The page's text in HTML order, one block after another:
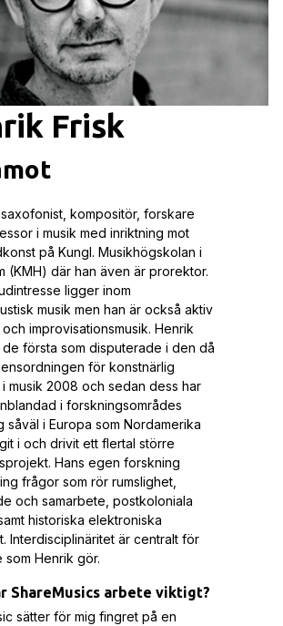
Frisk
kompositör, forskare
i musik med inriktning mot
på Kungl. Musikhögskolan i
(KMH) där han även är prorektor.
ligger inom
musik men han är också aktiv
improvisationsmusik. Henrik
första som disputerade i den då
för konstnärlig
musik 2008 och sedan dess har
i forskningsområdes
såväl i Europa som Nordamerika
i och drivit ett flertal större
Hans egen forskning
frågor som rör rumslighet,
och samarbete, postkoloniala
historiska elektroniska
Interdisciplinäritet är centralt för
som Henrik gör.
ShareMusics arbete viktigt?
sätter för mig fingret på en